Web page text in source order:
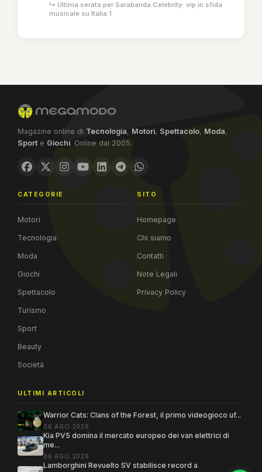
↳ Ultima serata per Sarabanda Celebrity: vip in sfida
musicale su Italia 1
Magazine online di Tecnologia, Motori, Spettacolo, Moda,
Sport e Giochi. Online dal 2005.
CATEGORIE
Motori
Tecnologia
Moda
Giochi
Spettacolo
Turismo
Sport
Beauty
Società
SITO
Homepage
Chi siamo
Contatti
Note Legali
Privacy Policy
ULTIMI ARTICOLI
Warrior Cats: Clans of the Forest, il primo videogioco uf...
06 AGO 2026
Kia PV5 domina il mercato europeo dei van elettrici di
me...
06 AGO 2026
Lamborghini Revuelto SV stabilisce record a